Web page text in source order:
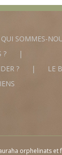
QUI SOMMES-
?
?
LE
orphelinats